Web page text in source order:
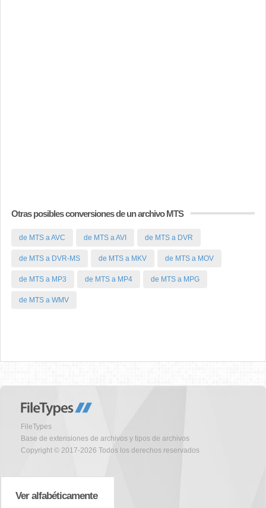
Otras posibles conversiones de un archivo MTS
de MTS a AVC de MTS a AVI de MTS a DVR
de MTS a DVR-MS de MTS a MKV de MTS a MOV
de MTS a MP3 de MTS a MP4 de MTS a MPG
de MTS a WMV
FileTypes
Base de extensiones de archivos y tipos de archivos
Copyright © 2017-2026 Todos los derechos reservados
Ver alfabéticamente